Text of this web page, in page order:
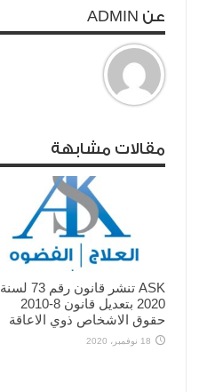
عن ADMIN
مقالات مشابهة
ASK تنشر قانون رقم 73 لسنة
2020 بتعديل قانون 8-2010
حقوق الاشخاص ذوي الاعاقة
18 نوفمبر، 2020